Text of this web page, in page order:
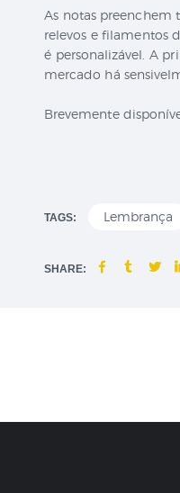
As notas preenchem
relevos e filamentos
é personalizável. A
mercado há
Brevemente
TAGS: Lembrança
SHARE: